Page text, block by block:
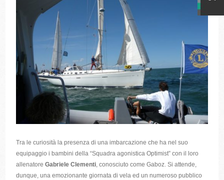
Tra le curiosità la presenza di una imbarcazione che ha nel suo
equipaggio i bambini della “Squadra agonistica Optimist” con il loro
allenatoreGabriele Clementi , conosciuto come Gaboz. Si attende,
dunque, una emozionante giornata di vela ed un numeroso pubblico